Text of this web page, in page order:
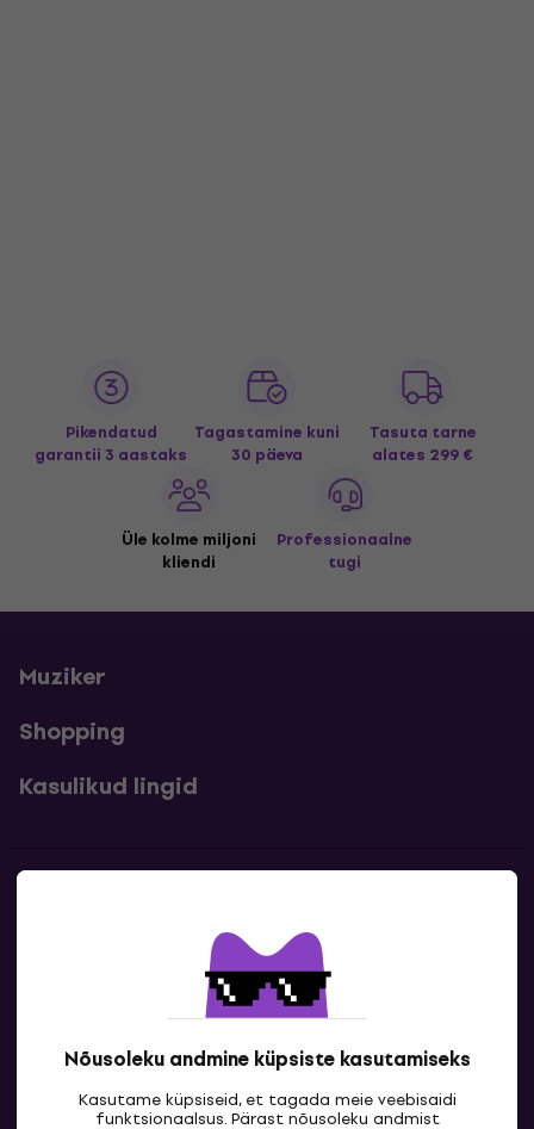
Nõusoleku andmine küpsiste kasutamiseks
Kasutame küpsiseid, et tagada meie veebisaidi
funktsionaalsus. Pärast nõusoleku andmist
Pikendatud
garantii 3 aastaks
Tagastamine kuni
30 päeva
Tasuta tarne
alates 299 €
Üle kolme miljoni
kliendi
Professionaalne
tugi
Muziker
Shopping
Kasulikud lingid
Kontaktandmed